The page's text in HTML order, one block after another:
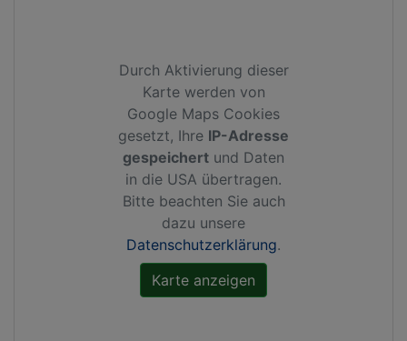
Durch Aktivierung dieser
Karte werden von
Google Maps Cookies
gesetzt, Ihre IP-Adresse
gespeichert und Daten
in die USA übertragen.
Bitte beachten Sie auch
dazu unsere
Datenschutzerklärung.